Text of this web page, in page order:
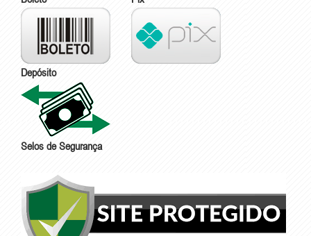
Depósito
Selos de Segurança